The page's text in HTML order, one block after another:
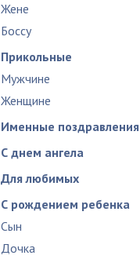
Жене
Боссу
Прикольные
Мужчине
Женщине
Именные поздравления
С днем ангела
Для любимых
С рождением ребенка
Сын
Дочка